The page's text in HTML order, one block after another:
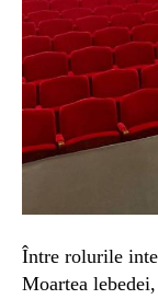
Între rolurile
Moartea